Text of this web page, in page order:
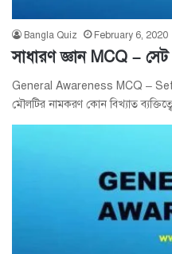
Bangla Quiz February 6, 2020
সাধারণ জ্ঞান MCQ –
General Awareness MCQ – Set
মৌলটির নামকরণ কোন বিখ্যাত